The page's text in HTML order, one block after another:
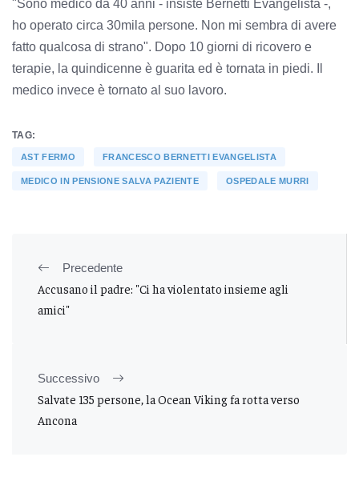
"Sono medico da 40 anni - insiste Bernetti Evangelista -,
ho operato circa 30mila persone. Non mi sembra di avere
fatto qualcosa di strano". Dopo 10 giorni di ricovero e
terapie, la quindicenne è guarita ed è tornata in piedi. Il
medico invece è tornato al suo lavoro.
TAG:
AST FERMO FRANCESCO BERNETTI EVANGELISTA
MEDICO IN PENSIONE SALVA PAZIENTE OSPEDALE MURRI
Precedente
Accusano il padre: "Ci ha violentato insieme agli
amici"
Successivo
Salvate 135 persone, la Ocean Viking fa rotta verso
Ancona